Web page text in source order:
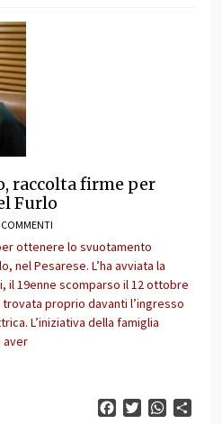
raccolta firme per
Furlo
COMMENTI
ottenere lo svuotamento
nel Pesarese. L’ha avviata la
il 19enne scomparso il 12 ottobre
proprio davanti l’ingresso
L’iniziativa della famiglia
aver
FacebookTwitter